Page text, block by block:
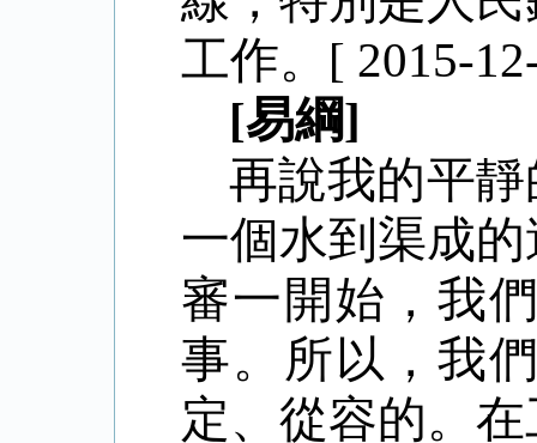
工作。[ 2015-
[易綱]
再說我的平
一個水到渠成
審一開始，我
事。所以，我
定、從容的。